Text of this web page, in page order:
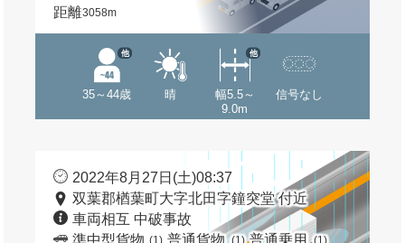
距離3058m
35～44歳
他
晴
幅5.5～
9.0m
他
信号なし
2022年8月27日(土)08:37
双葉郡楢葉町大字北田字鐘突堂 付近
車両相互 中破事故
準中型貨物 (1) 普通貨物 (1) 普通乗用
(1)